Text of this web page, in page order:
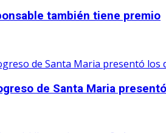
también tiene premio
de Santa Maria